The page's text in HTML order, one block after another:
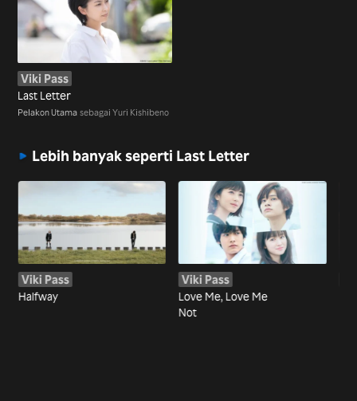
Viki Pass
Last Letter
Pelakon Utama sebagai Yuri Kishibeno
Lebih banyak seperti Last Letter
Viki Pass
Halfway
Viki Pass
Love Me, Love Me
Not